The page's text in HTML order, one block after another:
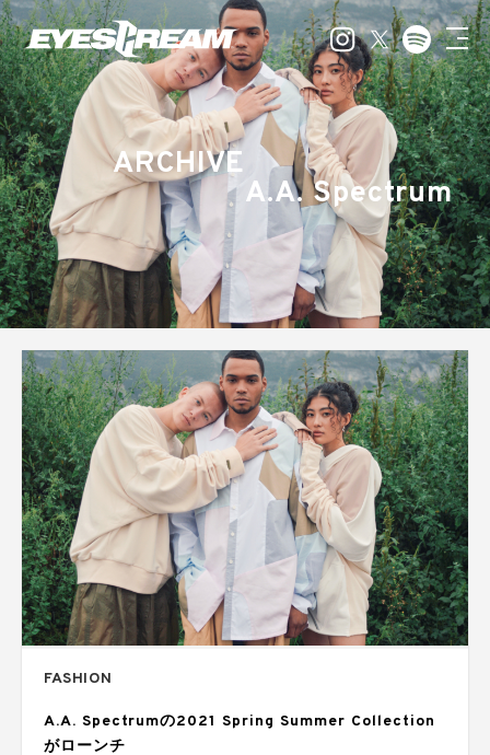
ARCHIVE
A.A. Spectrum
FASHION
A.A. Spectrumの2021 Spring Summer Collection
がローンチ